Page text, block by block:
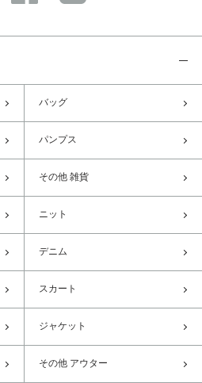
バッグ
パンプス
その他 雑貨
ニット
デニム
スカート
ジャケット
その他 アウター